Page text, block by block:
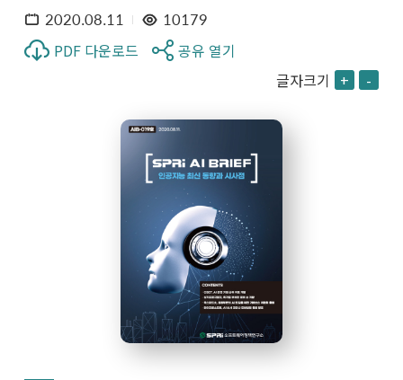
2020.08.11 10179
PDF 다운로드
공유 열기
글자크기 + -